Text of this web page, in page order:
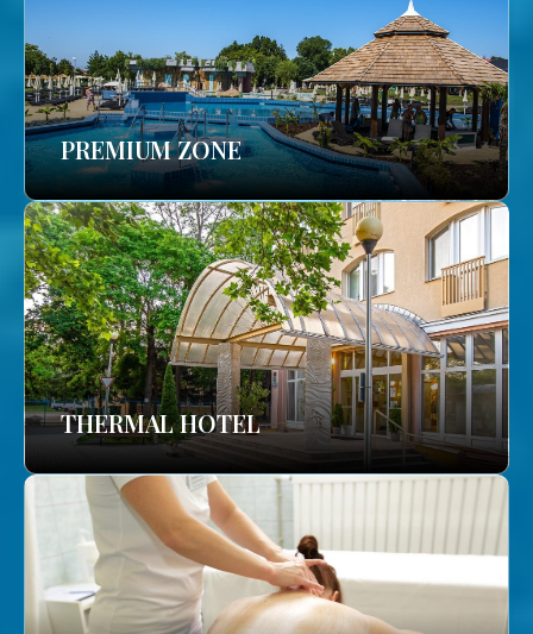
PREMIUM ZONE
THERMAL HOTEL